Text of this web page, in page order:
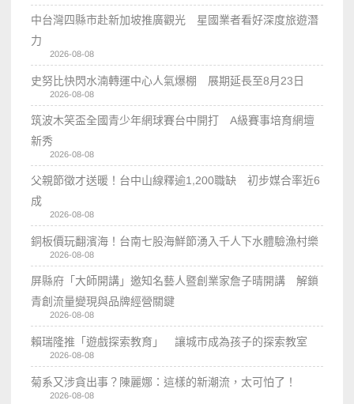
中台灣四縣市赴新加坡推廣觀光 星國業者看好深度旅遊潛
力
2026-08-08
史努比快閃水湳轉運中心人氣爆棚 展期延長至8月23日
2026-08-08
筑波木笑盃全國青少年網球賽台中開打 A級賽事培育網壇
新秀
2026-08-08
父親節徵才送暖！台中山線釋逾1,200職缺 初步媒合率近6
成
2026-08-08
銅板價玩翻濱海！台南七股海鮮節湧入千人下水體驗漁村樂
2026-08-08
屏縣府「大師開講」邀知名藝人暨創業家詹子晴開講 解鎖
青創流量變現與品牌經營關鍵
2026-08-08
賴瑞隆推「遊戲探索教育」 讓城市成為孩子的探索教室
2026-08-08
菊系又涉貪出事？陳麗娜：這樣的新潮流，太可怕了！
2026-08-08